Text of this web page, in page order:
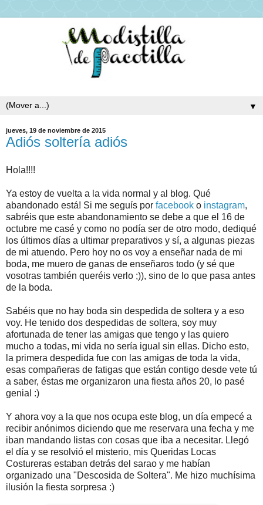
▼
jueves, 19 de noviembre de 2015
Adiós soltería adiós
Hola!!!!
Ya estoy de vuelta a la vida normal y al blog. Qué
abandonado está! Si me seguís por facebook o instagram,
sabréis que este abandonamiento se debe a que el 16 de
octubre me casé y como no podía ser de otro modo, dediqué
los últimos días a ultimar preparativos y sí, a algunas piezas
de mi atuendo. Pero hoy no os voy a enseñar nada de mi
boda, me muero de ganas de enseñaros todo (y sé que
vosotras también queréis verlo ;)), sino de lo que pasa antes
de la boda.
Sabéis que no hay boda sin despedida de soltera y a eso
voy. He tenido dos despedidas de soltera, soy muy
afortunada de tener las amigas que tengo y las quiero
mucho a todas, mi vida no sería igual sin ellas. Dicho esto,
la primera despedida fue con las amigas de toda la vida,
esas compañeras de fatigas que están contigo desde vete tú
a saber, éstas me organizaron una fiesta años 20, lo pasé
genial :)
Y ahora voy a la que nos ocupa este blog, un día empecé a
recibir anónimos diciendo que me reservara una fecha y me
iban mandando listas con cosas que iba a necesitar. Llegó
el día y se resolvió el misterio, mis Queridas Locas
Costureras estaban detrás del sarao y me habían
organizado una "Descosida de Soltera". Me hizo muchísima
ilusión la fiesta sorpresa :)